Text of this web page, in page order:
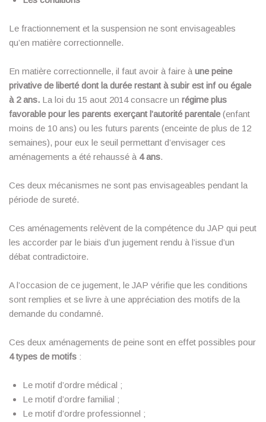
Le fractionnement et la suspension ne sont envisageables
qu’en matière correctionnelle.
En matière correctionnelle, il faut avoir à faire à une peine
privative de liberté dont la durée restant à subir est inf ou égale
à 2 ans. La loi du 15 aout 2014 consacre un régime plus
favorable pour les parents exerçant l’autorité parentale(enfant
moins de 10 ans) ou les futurs parents (enceinte de plus de 12
semaines), pour eux le seuil permettant d’envisager ces
aménagements a été rehaussé à 4 ans.
Ces deux mécanismes ne sont pas envisageables pendant la
période de sureté.
Ces aménagements relèvent de la compétence du JAP qui peut
les accorder par le biais d’un jugement rendu à l’issue d’un
débat contradictoire.
A l’occasion de ce jugement, le JAP vérifie que les conditions
sont remplies et se livre à une appréciation des motifs de la
demande du condamné.
Ces deux aménagements de peine sont en effet possibles pour
4 types de motifs :
Le motif d’ordre médical ;
Le motif d’ordre familial ;
Le motif d’ordre professionnel ;